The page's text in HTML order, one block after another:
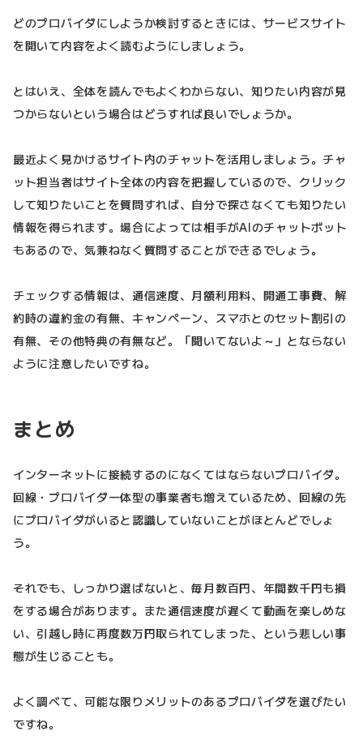
どのプロバイダにしようか検討するときには、サービスサイト
を開いて内容をよく読むようにしましょう。
とはいえ、全体を読んでもよくわからない、知りたい内容が見
つからないという場合はどうすれば良いでしょうか。
最近よく見かけるサイト内のチャットを活用しましょう。チャ
ット担当者はサイト全体の内容を把握しているので、クリック
して知りたいことを質問すれば、自分で探さなくても知りたい
情報を得られます。場合によっては相手がAIのチャットボット
もあるので、気兼ねなく質問することができるでしょう。
チェックする情報は、通信速度、月額利用料、開通工事費、解
約時の違約金の有無、キャンペーン、スマホとのセット割引の
有無、その他特典の有無など。「聞いてないよ～」とならない
ように注意したいですね。
まとめ
インターネットに接続するのになくてはならないプロバイダ。
回線・プロバイダ一体型の事業者も増えているため、回線の先
にプロバイダがいると認識していないことがほとんどでしょ
う。
それでも、しっかり選ばないと、毎月数百円、年間数千円も損
をする場合があります。また通信速度が遅くて動画を楽しめな
い、引越し時に再度数万円取られてしまった、という悲しい事
態が生じることも。
よく調べて、可能な限りメリットのあるプロバイダを選びたい
ですね。